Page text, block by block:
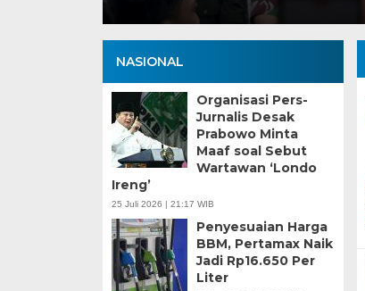
NASIONAL
Organisasi Pers-
Jurnalis Desak
Prabowo Minta
Maaf soal Sebut
Wartawan ‘Londo
Ireng’
25 Juli 2026 | 21:17 WIB
Penyesuaian Harga
BBM, Pertamax Naik
Jadi Rp16.650 Per
Liter